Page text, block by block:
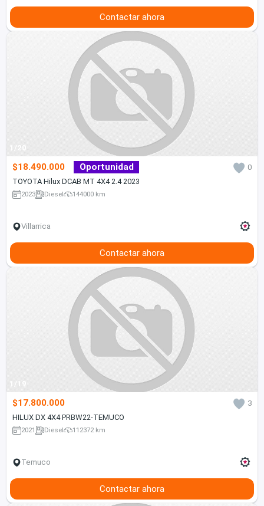
Contactar ahora
1/20
$18.490.000 Oportunidad
0
TOYOTA Hilux DCAB MT 4X4 2.4 2023
2023 Diesel 144000 km
Villarrica
Contactar ahora
1/19
$17.800.000
3
HILUX DX 4X4 PRBW22-TEMUCO
2021 Diesel 112372 km
Temuco
Contactar ahora